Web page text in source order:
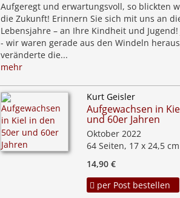
Aufgeregt und erwartungsvoll, so blickten
die Zukunft! Erinnern Sie sich mit uns an
Lebensjahre – an Ihre Kindheit und Jugend!
- wir waren gerade aus den Windeln
veränderte die...
mehr
Kurt Geisler
Aufgewachsen in
und 60er Jahren
Oktober 2022
64 Seiten, 17 x 24,5 cm
14,90 €
per Post bestellen